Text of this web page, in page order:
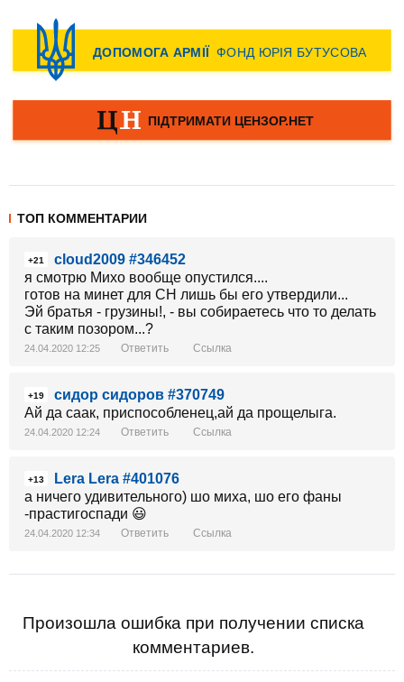
ТОП КОММЕНТАРИИ
+21
cloud2009 #346452
я смотрю Михо вообще опустился....
готов на минет для СН лишь бы его утвердили...
Эй братья - грузины!, - вы собираетесь что то делать
с таким позором...?
24.04.2020 12:25 Ответить Ссылка
+19
сидор сидоров #370749
Ай да саак, приспособленец,ай да прощелыга.
24.04.2020 12:24 Ответить Ссылка
+13
Lera Lera #401076
а ничего удивительного) шо миха, шо его фаны
-прастигоспади 😃
24.04.2020 12:34 Ответить Ссылка
Произошла ошибка при получении списка
комментариев.